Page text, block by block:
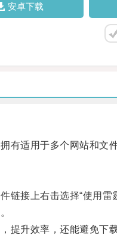
安卓下载
适用于多个网站和文件
接上右击选择“使用雷
升效率，还能避免下载